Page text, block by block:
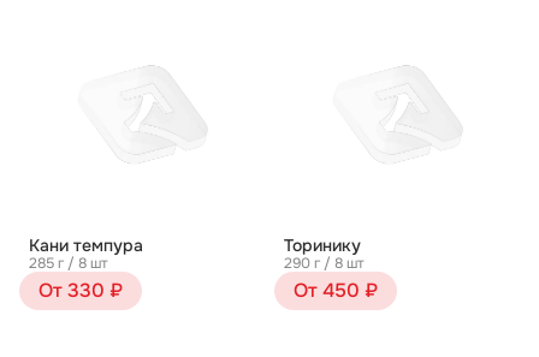
Кани темпура
285 г / 8 шт
От 330 ₽
Торинику
290 г / 8 шт
От 450 ₽